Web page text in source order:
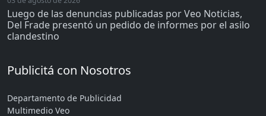
Luego de las denuncias publicadas por Veo Noticias,
Del Frade presentó un pedido de informes por el asilo
clandestino
Publicitá con Nosotros
Departamento de Publicidad
Multimedio Veo